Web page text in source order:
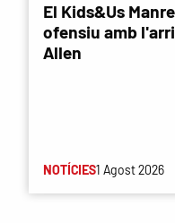
El Kids&Us
ofensiu amb
Allen
NOTÍCIES1 Agost 2026